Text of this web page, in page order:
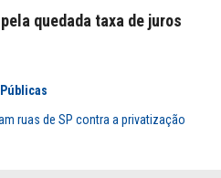
quedada taxa de juros
ruas de SP contra a privatização